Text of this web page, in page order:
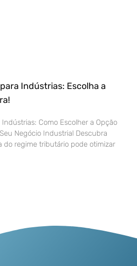
Indústrias: Escolha a
Como Escolher a Opção
Negócio Industrial Descubra
do regime tributário pode otimizar